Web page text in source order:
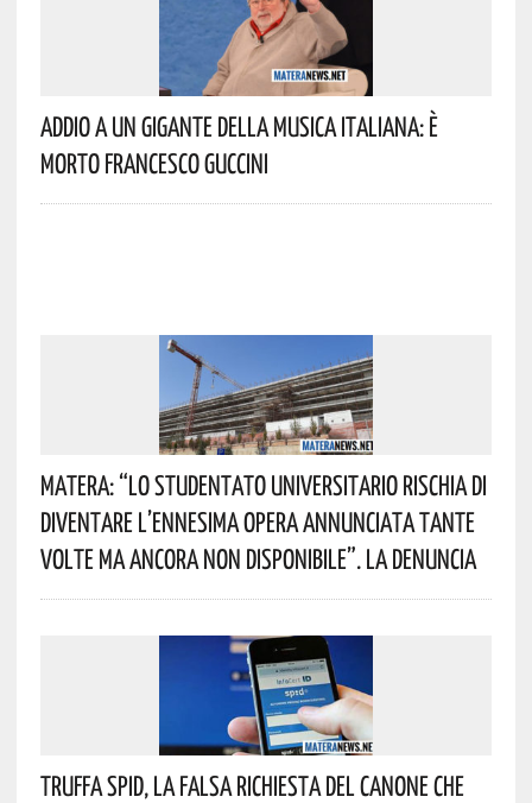
Addio A Un Gigante Della Musica Italiana: È
Morto Francesco Guccini
Matera: “Lo Studentato Universitario Rischia Di
Diventare L’ennesima Opera Annunciata Tante
Volte Ma Ancora Non Disponibile”. La Denuncia
Truffa Spid, La Falsa Richiesta Del Canone Che